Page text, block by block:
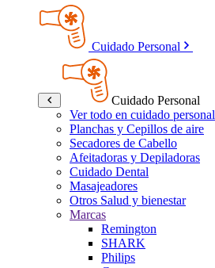
Cuidado Personal
Cuidado Personal
Ver todo en cuidado personal
Planchas y Cepillos de aire
Secadores de Cabello
Afeitadoras y Depiladoras
Cuidado Dental
Masajeadores
Otros Salud y bienestar
Marcas
Remington
SHARK
Philips